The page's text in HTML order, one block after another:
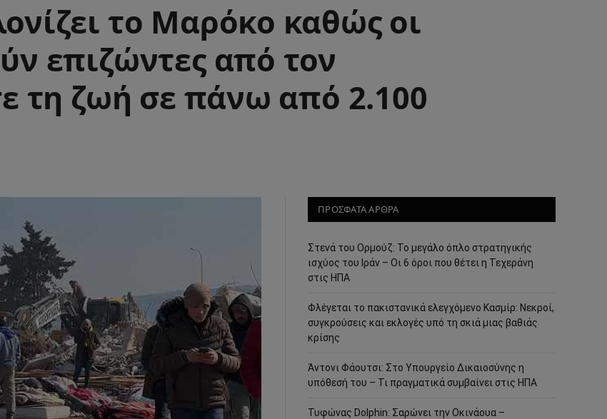
το Μαρόκο καθώς οι
επιζώντες από τον
τη ζωή σε πάνω από 2.100
ΠΡΟΣΦΑΤΑ ΑΡΘΡΑ
Στενά του Ορμούζ: Το μεγάλο όπλο στρατηγικής
ισχύος του Ιράν – Οι 6 όροι που θέτει η Τεχεράνη
στις ΗΠΑ
Φλέγεται το πακιστανικά ελεγχόμενο Κασμίρ: Νεκροί,
συγκρούσεις και εκλογές υπό τη σκιά μιας βαθιάς
κρίσης
Άντονι Φάουτσι: Στο Υπουργείο Δικαιοσύνης η
υπόθεσή του – Τι πραγματικά συμβαίνει στις ΗΠΑ
Τυφώνας Dolphin: Σαρώνει την Οκινάουα –